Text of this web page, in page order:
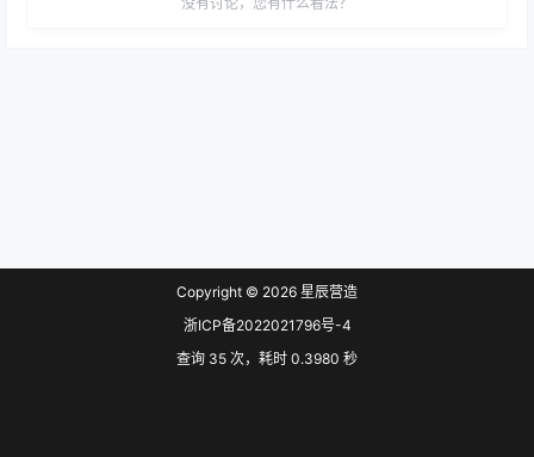
Copyright © 2026 星辰营造
浙ICP备2022021796号-4
查询 35 次，耗时 0.3980 秒